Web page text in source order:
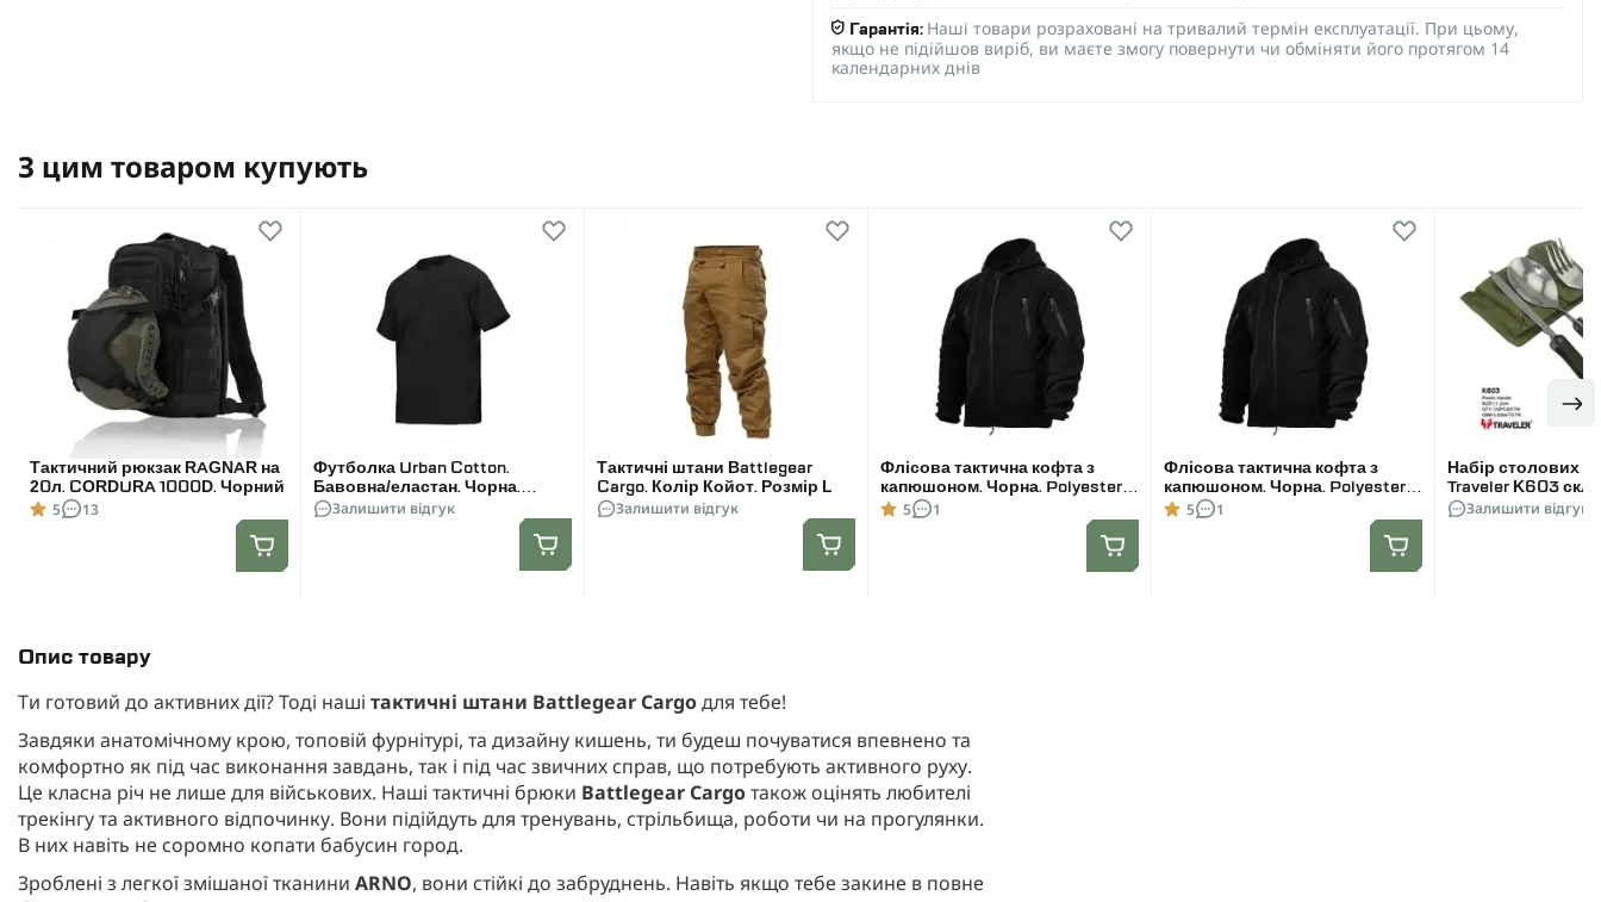
Гарантія: Наші товари розраховані на тривалий термін експлуатації. При цьому,
якщо не підійшов виріб, ви маєте змогу повернути чи обміняти його протягом 14
календарних днів
Опис товару
Ти готовий до активних дії? Тоді наші тактичні штани Battlegear Cargoдля тебе!
Завдяки анатомічному крою, топовій фурнітурі, та дизайну кишень, ти будеш почуватися впевнено та
комфортно як під час виконання завдань, так і під час звичних справ, що потребують активного руху.
Це класна річ не лише для військових. Наші тактичні брюки Battlegear Cargoтакож оцінять любителі
трекінгу та активного відпочинку. Вони підійдуть для тренувань, стрільбища, роботи чи на прогулянки.
В них навіть не соромно копати бабусин город.
Зроблені з легкої змішаної тканини ARNO, вони стійкі до забруднень. Навіть якщо тебе закине в повне
З цим товаром купують
Тактичний рюкзак RAGNAR на
20л. CORDURA 1000D. Чорний
5 13
Футболка Urban Cotton.
Бавовна/еластан. Чорна.
Розмір L
Залишити відгук
Тактичні штани Battlegear
Cargo. Колір Койот. Розмір L
Залишити відгук
Флісова тактична кофта з
капюшоном. Чорна. Polyester.
Розмір M
5 1
Флісова тактична кофта з
капюшоном. Чорна. Polyester.
Розмір L
5 1
Набір столових
Traveler K603
чохлі
Залишити відгук